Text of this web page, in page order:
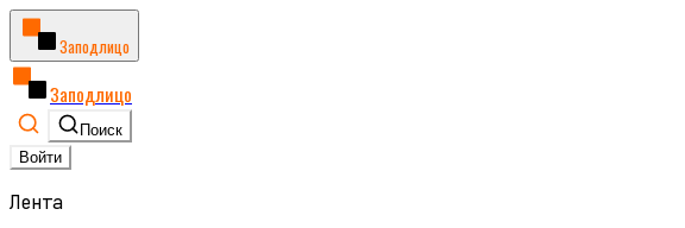
Заподлицо
Заподлицо
Поиск
Войти
Лента